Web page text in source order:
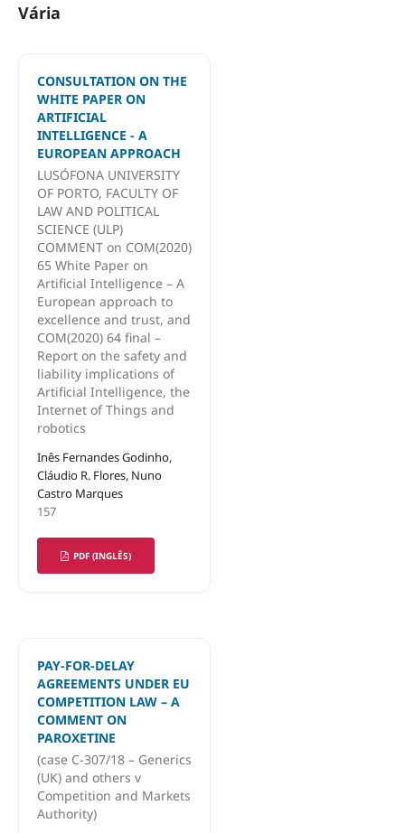
Vária
CONSULTATION ON THE
WHITE PAPER ON
ARTIFICIAL
INTELLIGENCE - A
EUROPEAN APPROACH
LUSÓFONA UNIVERSITY
OF PORTO, FACULTY OF
LAW AND POLITICAL
SCIENCE (ULP)
COMMENT on COM(2020)
65 White Paper on
Artificial Intelligence – A
European approach to
excellence and trust, and
COM(2020) 64 final –
Report on the safety and
liability implications of
Artificial Intelligence, the
Internet of Things and
robotics
Inês Fernandes Godinho,
Cláudio R. Flores, Nuno
Castro Marques
157
PDF (INGLÊS)
PAY-FOR-DELAY
AGREEMENTS UNDER EU
COMPETITION LAW – A
COMMENT ON
PAROXETINE
(case C-307/18 – Generics
(UK) and others v
Competition and Markets
Authority)